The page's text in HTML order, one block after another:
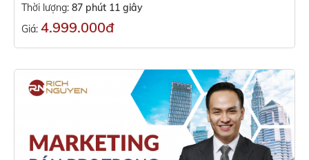
Thời lượng: 87 phút 11 giây
Giá: 4.999.000đ